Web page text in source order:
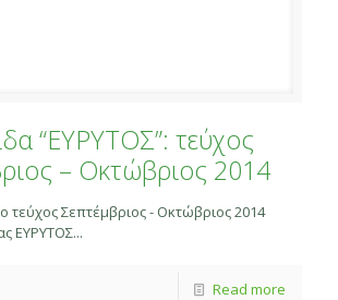
“ΕΥΡΥΤΟΣ”: τεύχος
– Οκτώβριος 2014
τεύχος Σεπτέμβριος - Οκτώβριος 2014
ΕΥΡΥΤΟΣ...
Read more